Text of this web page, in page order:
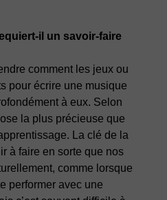
il un savoir-faire
comment les jeux ou
pour écrire une musique
à eux. Selon
la plus précieuse que
La clé de la
à faire en sorte que nos
comme lorsque
performer avec une